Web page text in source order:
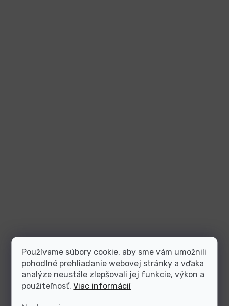
Používame súbory cookie, aby sme vám umožnili
pohodlné prehliadanie webovej stránky a vďaka
analýze neustále zlepšovali jej funkcie, výkon a
použiteľnosť.Viac informácií